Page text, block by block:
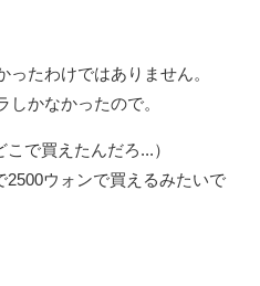
ったわけではありません。
しかなかったので。
で買えたんだろ...）
ウォンで買えるみたいで